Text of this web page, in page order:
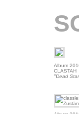
Album
CLASTAH
"Dead